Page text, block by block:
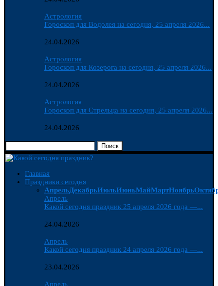
Астрология
Гороскоп для Водолея на сегодня, 25 апреля 2026...
24.04.2026
Астрология
Гороскоп для Козерога на сегодня, 25 апреля 2026...
24.04.2026
Астрология
Гороскоп для Стрельца на сегодня, 25 апреля 2026...
24.04.2026
Поиск
Главная
Праздники сегодня
АпрельДекабрьИюльИюньМайМартНоябрь
Апрель
Какой сегодня праздник 25 апреля 2026 года —...
24.04.2026
Апрель
Какой сегодня праздник 24 апреля 2026 года —...
23.04.2026
Апрель